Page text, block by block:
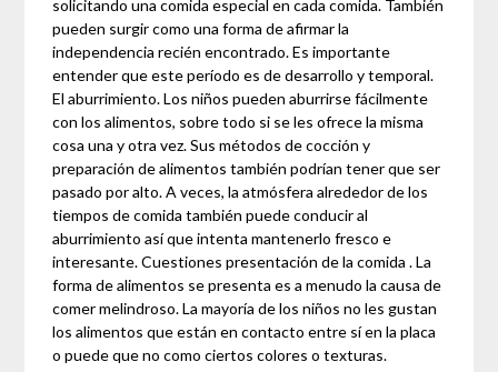
solicitando una comida especial en cada comida. También
pueden surgir como una forma de afirmar la
independencia recién encontrado. Es importante
entender que este período es de desarrollo y temporal.
El aburrimiento. Los niños pueden aburrirse fácilmente
con los alimentos, sobre todo si se les ofrece la misma
cosa una y otra vez. Sus métodos de cocción y
preparación de alimentos también podrían tener que ser
pasado por alto. A veces, la atmósfera alrededor de los
tiempos de comida también puede conducir al
aburrimiento así que intenta mantenerlo fresco e
interesante. Cuestiones presentación de la comida . La
forma de alimentos se presenta es a menudo la causa de
comer melindroso. La mayoría de los niños no les gustan
los alimentos que están en contacto entre sí en la placa
o puede que no como ciertos colores o texturas.